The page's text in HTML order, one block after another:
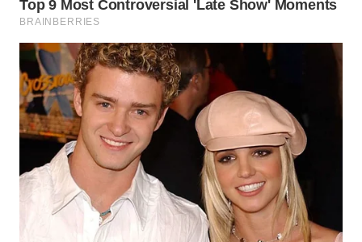
WN
NIAS
WN
LANGKAT
WN
TAPANULI
SELATAN
WN
TANJUNG